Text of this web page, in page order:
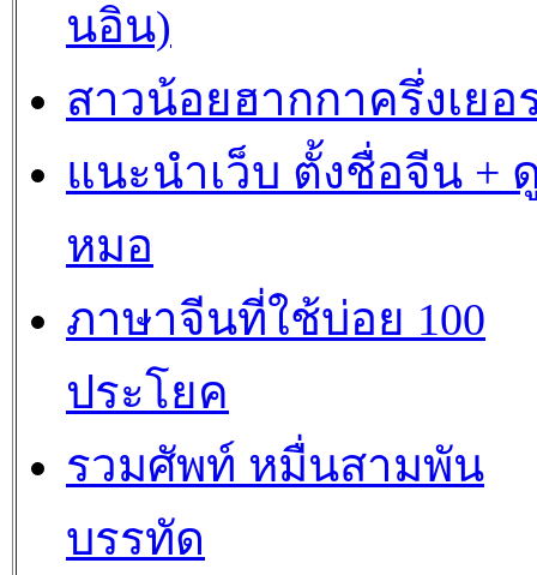
นอิน)
สาวน้อยฮากกาครึ่งเยอ
แนะนำเว็บ ตั้งชื่อจีน +
หมอ
ภาษาจีนที่ใช้บ่อย 100
ประโยค
รวมศัพท์ หมื่นสามพัน
บรรทัด